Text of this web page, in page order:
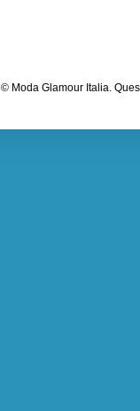
© Moda Glamour Italia.